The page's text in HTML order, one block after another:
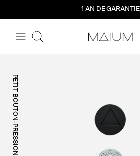
contenu
1 AN DE GARANTIE
Rechercher
PETIT BOUTON-PRESSION